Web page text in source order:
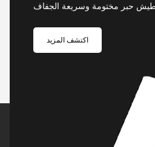
حبر مختومة وسريعة الجفاف
اكتشف المزيد